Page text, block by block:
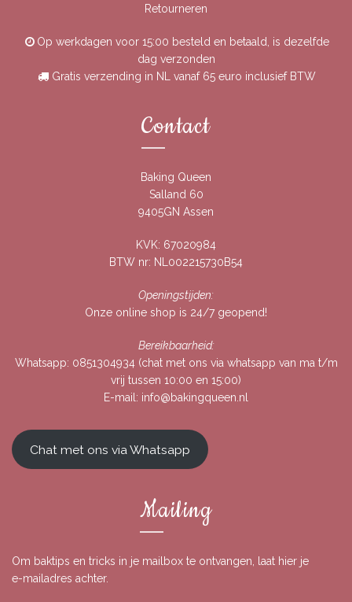
Retourneren
Op werkdagen voor 15:00 besteld en betaald, is dezelfde
dag verzonden
Gratis verzending in NL vanaf 65 euro inclusief BTW
Contact
Baking Queen
Salland 60
9405GN Assen
KVK: 67020984
BTW nr: NL002215730B54
Openingstijden:
Onze online shop is 24/7 geopend!
Bereikbaarheid:
Whatsapp: 0851304934(chat met ons via whatsapp van ma t/m
vrij tussen 10:00 en 15:00)
E-mail: info@bakingqueen.nl
Chat met ons via Whatsapp
Mailing
Om baktips en tricks in je mailbox te ontvangen, laat hier je
e-mailadres achter.